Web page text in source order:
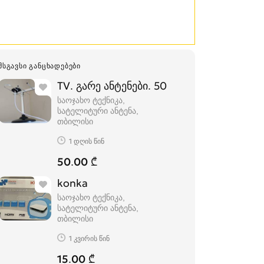
ᲒᲐᲜᲪᲮᲐᲓᲔᲑᲔᲑᲘ
TV. გარე ანტენები. 50
საოჯახო ტექნიკა,
სატელიტური ანტენა
თბილისი
1 დღის წინ
50.00 ₾
konka
საოჯახო ტექნიკა,
სატელიტური ანტენა
თბილისი
1 კვირის წინ
15.00 ₾